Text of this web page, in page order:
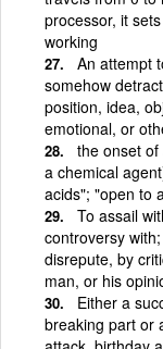
processor, it
working
An attempt
somehow
position, idea,
emotional, or
the onset
a chemical
acids"; "open to
To assail
controversy
disrepute, by
man, or his
Either a
breaking part or